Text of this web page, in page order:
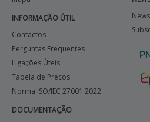
INFORMAÇÃO ÚTIL
Contactos
Perguntas Frequentes
Ligações Úteis
Tabela de Preços
Norma ISO/IEC 27001:2022
DOCUMENTAÇÃO